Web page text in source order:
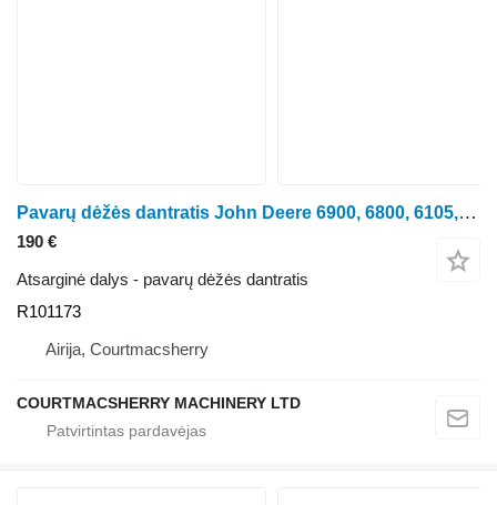
Pavarų dėžės dantratis John Deere 6900, 6800, 6105, 6930, 6830, 7800, 7710 Ring Gear R101173 ratinio traktoriaus John Deere 6900, 6800, 6105, 6930, 6830, 7800, 7710
190 €
Atsarginė dalys - pavarų dėžės dantratis
R101173
Airija, Courtmacsherry
COURTMACSHERRY MACHINERY LTD